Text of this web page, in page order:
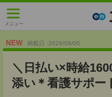
メニュー
NEW 掲載日 :2026/08/05
＼日払い×時給
添い＊看護サポー